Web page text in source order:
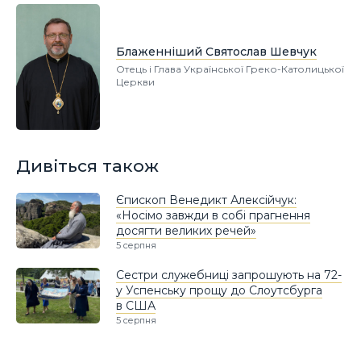
Блаженніший Святослав Шевчук
Отець і Глава Української Греко-Католицької
Церкви
Дивіться також
Єпископ Венедикт Алексійчук:
«Носімо завжди в собі прагнення
досягти великих речей»
5 серпня
Сестри служебниці запрошують на 72-
у Успенську прощу до Слоутсбурга
в США
5 серпня